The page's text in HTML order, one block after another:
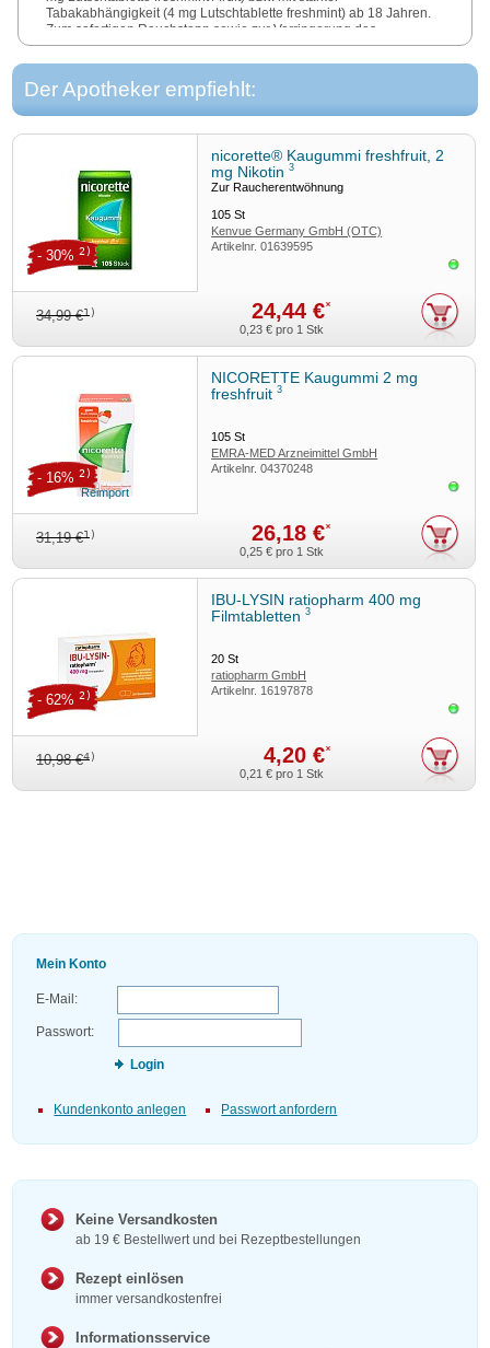
Tabakabhängigkeit (4 mg Lutschtablette freshmint) ab 18 Jahren.
Zum sofortigen Rauchstopp sowie zur Verringerung des
Zigarettenkonsums (Rauchreduktion), um auf diesem Wege
schrittweise den Rauchausstieg zu erreichen.
Zu Risiken und Nebenwirkungen lesen Sie die Packungsbeilage
Der Apotheker empfiehlt:
nicorette® Kaugummi freshfruit, 2
mg Nikotin3
Zur Raucherentwöhnung
105St
Kenvue Germany GmbH (OTC)
Artikelnr.01639595
34,99 €1) 24,44 €*
- 30% 2)
0,23 € pro 1 Stk
NICORETTE Kaugummi 2 mg
freshfruit3
105St
EMRA-MED Arzneimittel GmbH
Artikelnr.04370248
31,19 €1) 26,18 €*
- 16% 2)
0,25 € pro 1 Stk
Reimport
IBU-LYSIN ratiopharm 400 mg
Filmtabletten3
20St
ratiopharm GmbH
Artikelnr. 16197878
10,98 €4) 4,20 €*
- 62% 2)
0,21 € pro 1 Stk
Mein Konto
E-Mail:
Passwort:
Login
Kundenkonto anlegen Passwort anfordern
Keine Versandkosten
ab 19 € Bestellwert und bei Rezeptbestellungen
Rezept einlösen
immer versandkostenfrei
Informationsservice